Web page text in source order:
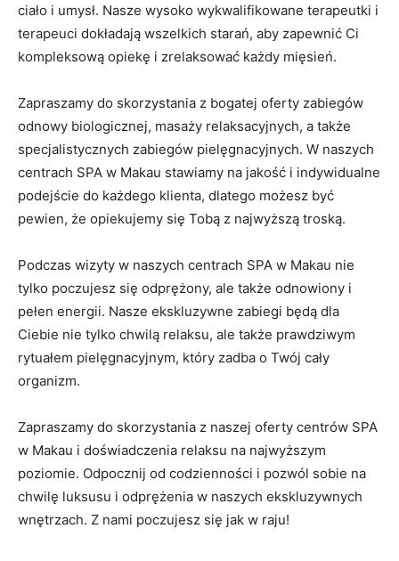
ciało i umysł. Nasze wysoko wykwalifikowane terapeutki i
terapeuci dokładają wszelkich ​starań, aby zapewnić Ci‍
kompleksową opiekę ​i zrelaksować każdy mięsień.
Zapraszamy do skorzystania ⁤z ⁣bogatej oferty zabiegów
odnowy biologicznej, masaży relaksacyjnych, a także⁢
specjalistycznych zabiegów pielęgnacyjnych. W naszych
centrach SPA w Makau stawiamy⁢ na jakość i indywidualne
podejście do każdego klienta, dlatego możesz być
pewien, że opiekujemy się Tobą z najwyższą ‌troską.
Podczas ‍wizyty w naszych centrach SPA w Makau nie‌
tylko poczujesz się odprężony, ale także odnowiony i
pełen ⁤energii. Nasze ekskluzywne zabiegi będą dla
Ciebie nie tylko chwilą relaksu, ale także prawdziwym
rytuałem pielęgnacyjnym, który zadba o​ Twój⁣ cały
organizm.
Zapraszamy do skorzystania z naszej oferty centrów ‍SPA
w ​Makau ⁣i doświadczenia relaksu na najwyższym
poziomie. ‍Odpocznij⁤ od codzienności i pozwól sobie na
chwilę luksusu i‍ odprężenia w naszych ekskluzywnych
wnętrzach. Z nami poczujesz się jak w raju!